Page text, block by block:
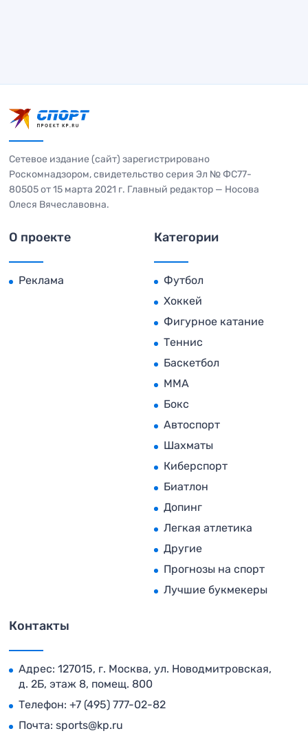
Сетевое издание (сайт) зарегистрировано
Роскомнадзором, свидетельство серия Эл № ФС77-
80505 от 15 марта 2021 г. Главный редактор — Носова
Олеся Вячеславовна.
О проекте
Реклама
Категории
Футбол
Хоккей
Фигурное катание
Теннис
Баскетбол
MMA
Бокс
Автоспорт
Шахматы
Киберспорт
Биатлон
Допинг
Легкая атлетика
Другие
Прогнозы на спорт
Лучшие букмекеры
Контакты
Адрес: 127015, г. Москва, ул. Новодмитровская,
д. 2Б, этаж 8, помещ. 800
Телефон: +7 (495) 777-02-82
Почта: sports@kp.ru